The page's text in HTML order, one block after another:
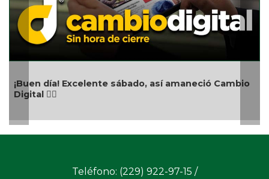
sábado, así amaneció Cambio
Aniversario del
Teléfono: (229) 922-97-15 /